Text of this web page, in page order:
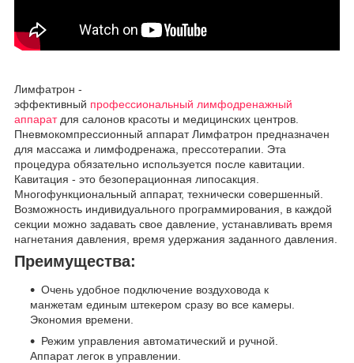
Лимфатрон -
эффективный профессиональный лимфодренажный
аппаратдля салонов красоты и медицинских центров.
Пневмокомпрессионный аппарат Лимфатрон предназначен
для массажа и лимфодренажа, прессотерапии. Эта
процедура обязательно используется после кавитации.
Кавитация - это безоперационная липосакция.
Многофункциональный аппарат, технически совершенный.
Возможность индивидуального программирования, в каждой
секции можно задавать свое давление, устанавливать время
нагнетания давления, время удержания заданного давления.
Преимущества:
Очень удобное подключение воздуховода к
манжетам единым штекером сразу во все камеры.
Экономия времени.
Режим управления автоматический и ручной.
Аппарат легок в управлении.